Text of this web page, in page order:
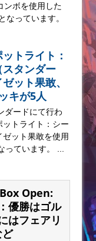
ンボを使用した
なっています。
トライト：
タンダー
ット果敢、
キが5人
ダードにて行わ
トライト：シー
ット果敢を使用
っています。 ...
Open:
優勝はゴル
はフェアリ